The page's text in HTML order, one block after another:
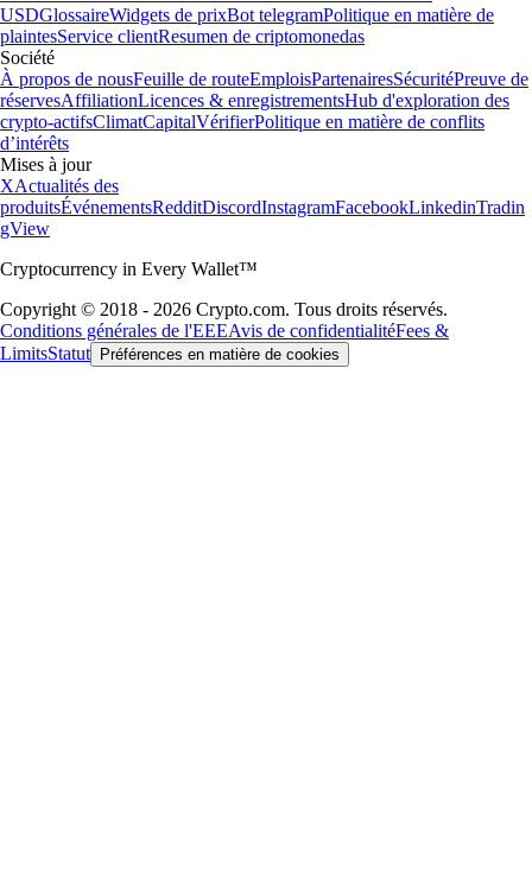
USDGlossaireWidgets de prixBot telegramPolitique en matière de
plaintesService clientResumen de criptomonedas
Société
À propos de nousFeuille de routeEmploisPartenairesSécuritéPreuve de
réservesAffiliationLicences & enregistrementsHub d'exploration des
crypto-actifsClimatCapitalVérifierPolitique en matière de conflits
d’intérêts
Mises à jour
XActualités des
produitsÉvénementsRedditDiscordInstagramFacebookLinkedinTradin
gView
Cryptocurrency in Every Wallet™
Copyright © 2018 - 2026 Crypto.com. Tous droits réservés.
Conditions générales de l'EEEAvis de confidentialitéFees &
LimitsStatut Préférences en matière de cookies